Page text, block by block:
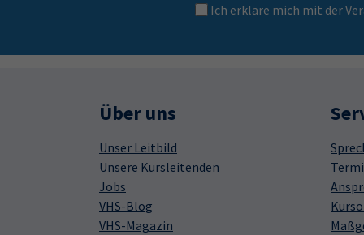
Ich erkläre mich mit der
Über uns
Unser Leitbild
Unsere Kursleitenden
Jobs
VHS-Blog
VHS-Magazin